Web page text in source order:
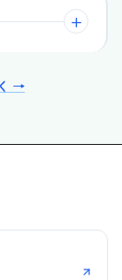
+
→